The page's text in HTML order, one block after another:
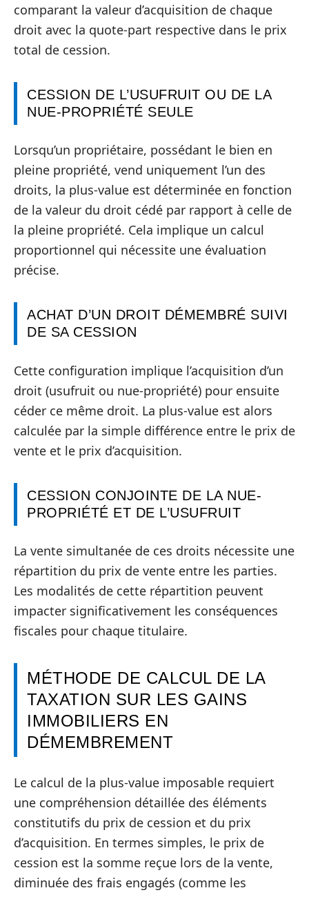
comparant la valeur d’acquisition de chaque
droit avec la quote-part respective dans le prix
total de cession.
CESSION DE L’USUFRUIT OU DE LA
NUE-PROPRIÉTÉ SEULE
Lorsqu’un propriétaire, possédant le bien en
pleine propriété, vend uniquement l’un des
droits, la plus-value est déterminée en fonction
de la valeur du droit cédé par rapport à celle de
la pleine propriété. Cela implique un calcul
proportionnel qui nécessite une évaluation
précise.
ACHAT D’UN DROIT DÉMEMBRÉ SUIVI
DE SA CESSION
Cette configuration implique l’acquisition d’un
droit (usufruit ou nue-propriété) pour ensuite
céder ce même droit. La plus-value est alors
calculée par la simple différence entre le prix de
vente et le prix d’acquisition.
CESSION CONJOINTE DE LA NUE-
PROPRIÉTÉ ET DE L’USUFRUIT
La vente simultanée de ces droits nécessite une
répartition du prix de vente entre les parties.
Les modalités de cette répartition peuvent
impacter significativement les conséquences
fiscales pour chaque titulaire.
MÉTHODE DE CALCUL DE LA
TAXATION SUR LES GAINS
IMMOBILIERS EN
DÉMEMBREMENT
Le calcul de la plus-value imposable requiert
une compréhension détaillée des éléments
constitutifs du prix de cession et du prix
d’acquisition. En termes simples, le prix de
cession est la somme reçue lors de la vente,
diminuée des frais engagés (comme les